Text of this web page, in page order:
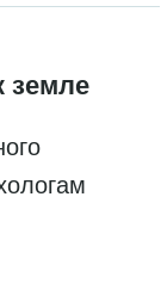
земле